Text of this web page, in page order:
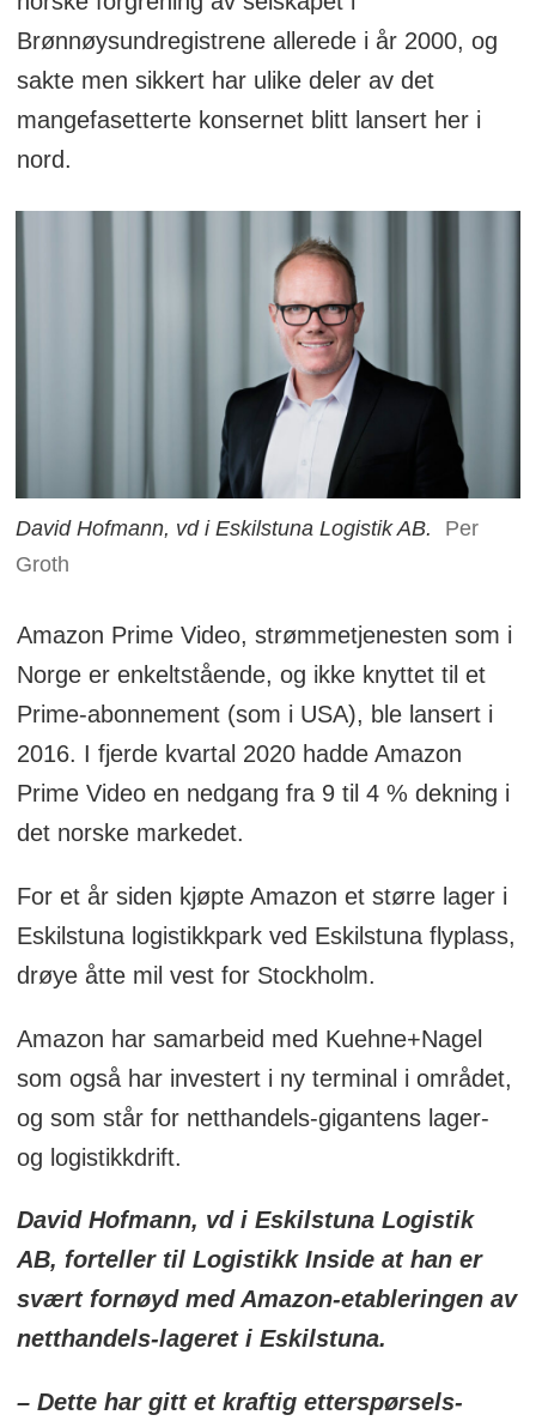
Brønnøysundregistrene allerede i år 2000, og
sakte men sikkert har ulike deler av det
mangefasetterte konsernet blitt lansert her i
nord.
David Hofmann, vd i Eskilstuna Logistik AB.
Per
Groth
Amazon Prime Video, strømmetjenesten som i
Norge er enkeltstående, og ikke knyttet til et
Prime-abonnement (som i USA), ble lansert i
2016. I fjerde kvartal 2020 hadde Amazon
Prime Video en nedgang fra 9 til 4 % dekning i
det norske markedet.
For et år siden kjøpte Amazon et større lager i
Eskilstuna logistikkpark ved Eskilstuna flyplass,
drøye åtte mil vest for Stockholm.
Amazon har samarbeid med Kuehne+Nagel
som også har investert i ny terminal i området,
og som står for netthandels-gigantens lager-
og logistikkdrift.
David Hofmann, vd i Eskilstuna Logistik
AB, forteller til Logistikk Inside at han er
svært fornøyd med Amazon-etableringen av
netthandels-lageret i Eskilstuna.
– Dette har gitt et kraftig etterspørsels-